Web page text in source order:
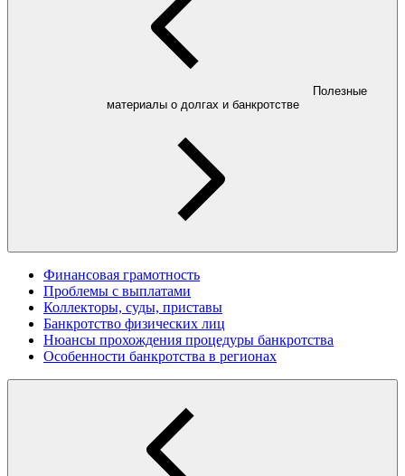
Полезные
материалы о долгах и банкротстве
Финансовая грамотность
Проблемы с выплатами
Коллекторы, суды, приставы
Банкротство физических лиц
Нюансы прохождения процедуры банкротства
Особенности банкротства в регионах